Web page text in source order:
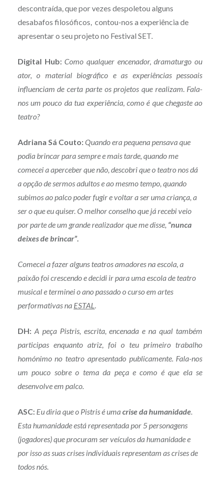
descontraída, que por vezes despoletou alguns
desabafos filosóficos, contou-nos a experiência de
apresentar o seu projeto no Festival SET.
Digital Hub:Como qualquer encenador, dramaturgo ou
ator, o material biográfico e as experiências pessoais
influenciam de certa parte os projetos que realizam. Fala-
nos um pouco da tua experiência, como é que chegaste ao
teatro?
Adriana Sá Couto:Quando era pequena pensava que
podia brincar para sempre e mais tarde, quando me
comecei a aperceber que não, descobri que o teatro nos dá
a opção de sermos adultos e ao mesmo tempo, quando
subimos ao palco poder fugir e voltar a ser uma criança, a
ser o que eu quiser. O melhor conselho que já recebi veio
por parte de um grande realizador que me disse, “nunca
deixes de brincar”.
Comecei a fazer alguns teatros amadores na escola, a
paixão foi crescendo e decidi ir para uma escola de teatro
musical e terminei o ano passado o curso em artes
performativas na ESTAL.
DH:A peça Pistris, escrita, encenada e na qual também
participas enquanto atriz, foi o teu primeiro trabalho
homónimo no teatro apresentado publicamente. Fala-nos
um pouco sobre o tema da peça e como é que ela se
desenvolve em palco.
ASC:Eu diria que o Pistris é umacrise da humanidade.
Esta humanidade está representada por 5 personagens
(jogadores) que procuram ser veículos da humanidade e
por isso as suas crises individuais representam as crises de
todos nós.